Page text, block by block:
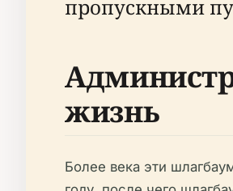
пропускными
жизнь
Более века эти